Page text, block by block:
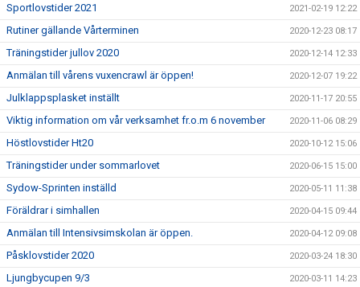
Sportlovstider 2021 2021-02-19 12:22
Rutiner gällande Vårterminen 2020-12-23 08:17
Träningstider jullov 2020 2020-12-14 12:33
Anmälan till vårens vuxencrawl är öppen! 2020-12-07 19:22
Julklappsplasket inställt 2020-11-17 20:55
Viktig information om vår verksamhet fr.o.m 6 november 2020-11-06 08:29
Höstlovstider Ht20 2020-10-12 15:06
Träningstider under sommarlovet 2020-06-15 15:00
Sydow-Sprinten inställd 2020-05-11 11:38
Föräldrar i simhallen 2020-04-15 09:44
Anmälan till Intensivsimskolan är öppen. 2020-04-12 09:08
Påsklovstider 2020 2020-03-24 18:30
Ljungbycupen 9/3 2020-03-11 14:23